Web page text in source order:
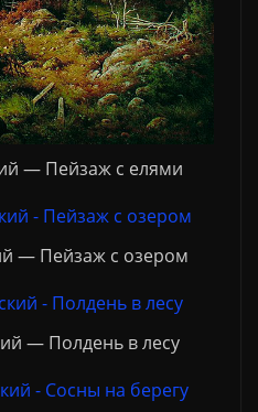
— Пейзаж с елями
— Пейзаж с озером
— Полдень в лесу